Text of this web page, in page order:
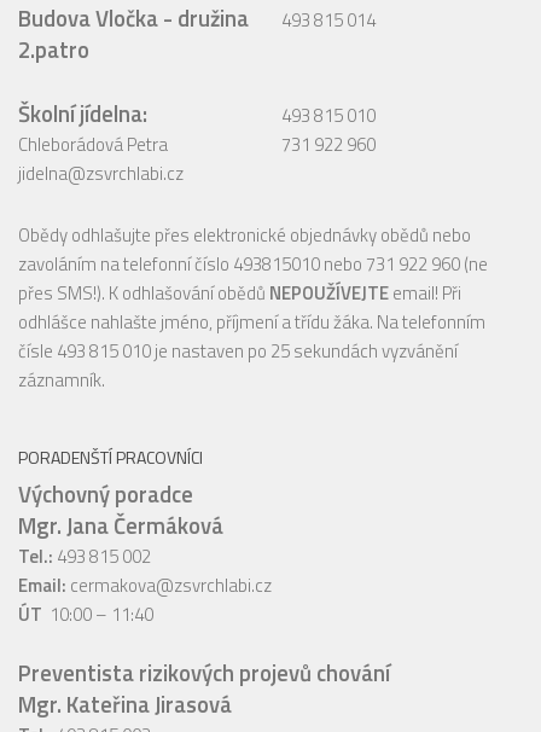
Budova Vločka - družina
2.patro
493 815 014
Školní jídelna:
Chleborádová Petra
jidelna@zsvrchlabi.cz
493 815 010
731 922 960
Obědy odhlašujte přes elektronické objednávky obědů nebo
zavoláním na telefonní číslo 493815010 nebo 731 922 960 (ne
přes SMS!). K odhlašování obědů NEPOUŽÍVEJTEemail! Při
odhlášce nahlašte jméno, příjmení a třídu žáka. Na telefonním
čísle 493 815 010 je nastaven po 25 sekundách vyzvánění
záznamník.
PORADENŠTÍ PRACOVNÍCI
Výchovný poradce
Mgr. Jana Čermáková
Tel.: 493 815 002
Email: cermakova@zsvrchlabi.cz
ÚT 10:00 – 11:40
Preventista rizikových projevů chování
Mgr. Kateřina Jirasová